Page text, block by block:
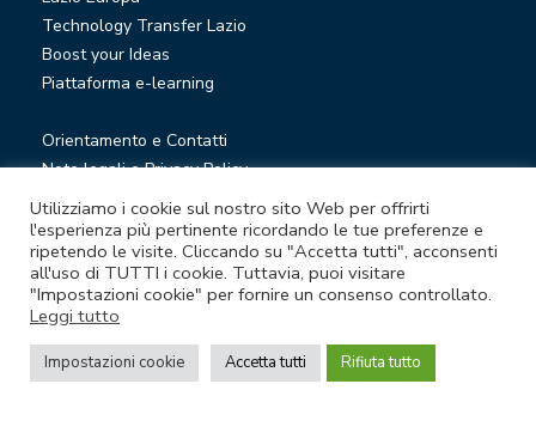
Technology Transfer Lazio
Boost your Ideas
Piattaforma e-learning
Orientamento e Contatti
Note legali e Privacy Policy
Privacy Newsletter
Società trasparente
Whistleblowing
© Lazio Innova S.p.A. società soggetta a direzione e
coordinamento della Regione Lazio
Sede legale Via Marco Aurelio 26 A - 00184 Roma
Utilizziamo i cookie sul nostro sito Web per offrirti
l'esperienza più pertinente ricordando le tue preferenze e
ripetendo le visite. Cliccando su "Accetta tutti", acconsenti
all'uso di TUTTI i cookie. Tuttavia, puoi visitare
"Impostazioni cookie" per fornire un consenso controllato.
Leggi tutto
Impostazioni cookie Accetta tutti Rifiuta tutto